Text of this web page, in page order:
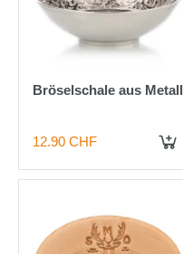
Bröselschale aus Metall
12.90 CHF